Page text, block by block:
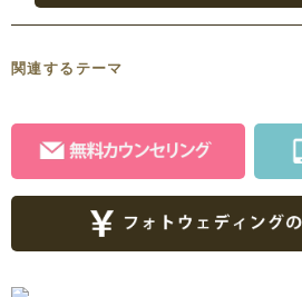
関連するテーマ